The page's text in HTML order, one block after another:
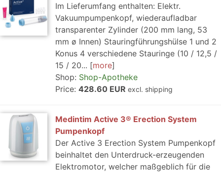
Im Lieferumfang enthalten: Elektr.
Vakuumpumpenkopf, wiederaufladbar
transparenter Zylinder (200 mm lang, 53
mm ø Innen) Stauringführungshülse 1 und 2
Konus 4 verschiedene Stauringe (10 / 12,5 /
15 / 20...
more
Shop: Shop-Apotheke
Price: 428.60 EUR excl. shipping
Medintim Active 3® Erection System
Pumpenkopf
Der Active 3 Erection System Pumpenkopf
beinhaltet den Unterdruck-erzeugenden
Elektromotor, welcher maßgeblich für die